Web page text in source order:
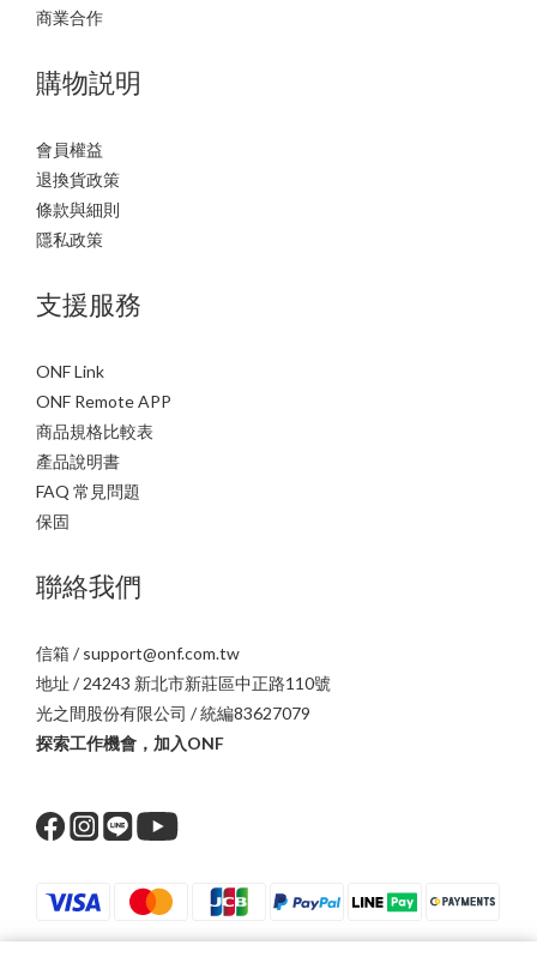
商業合作
購物説明
會員權益
退換貨政策
條款與細則
隱私政策
支援服務
ONF Link
ONF Remote APP
商品規格比較表
產品說明書
FAQ 常見問題
保固
聯絡我們
信箱 / support@onf.com.tw
地址 / 24243 新北市新莊區中正路110號
光之間股份有限公司 / 統編83627079
探索工作機會，加入ONF